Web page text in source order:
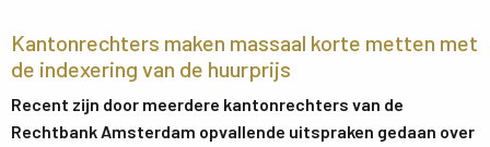
Kantonrechters maken massaal korte metten met
de indexering van de huurprijs
Recent zijn door meerdere kantonrechters van de
Rechtbank Amsterdam opvallende uitspraken gedaan over